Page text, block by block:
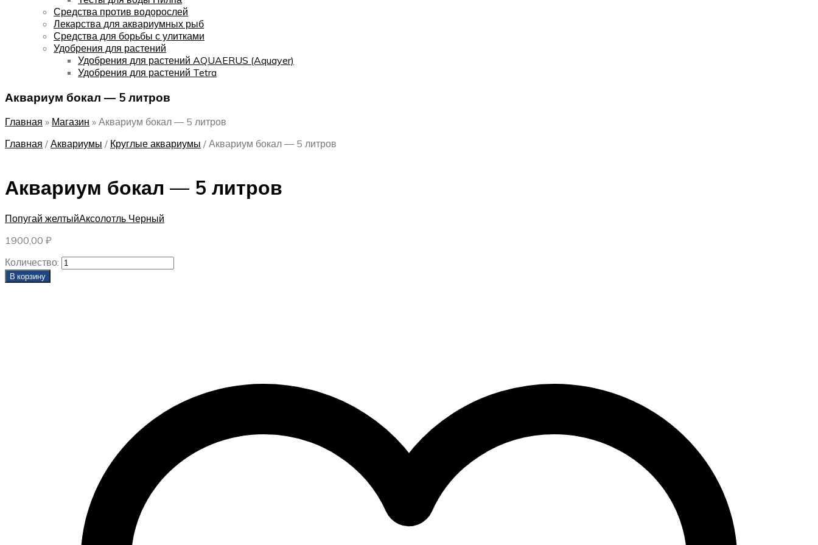
Средства против водорослей
Лекарства для аквариумных рыб
Средства для борьбы с улитками
Удобрения для растений
Удобрения для растений AQUAERUS (Aquayer)
Удобрения для растений Tetra
Аквариум бокал — 5 литров
Главная » Магазин » Аквариум бокал — 5 литров
Главная / Аквариумы / Круглые аквариумы / Аквариум бокал — 5 литров
Аквариум бокал — 5 литров
Попугай желтыйАксолотль Черный
1900,00 ₽
Количество:
В корзину